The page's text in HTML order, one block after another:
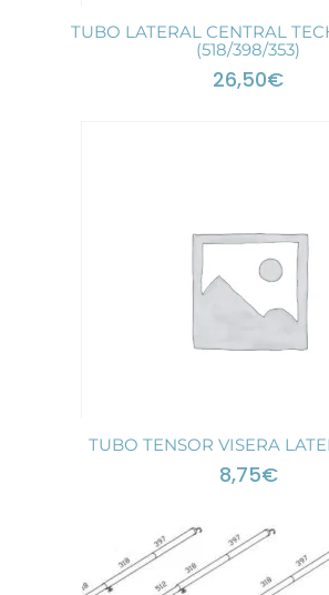
TUBO LATERAL CENTRAL
(518/398/353)
26,50€
TUBO TENSOR VISERA
8,75€